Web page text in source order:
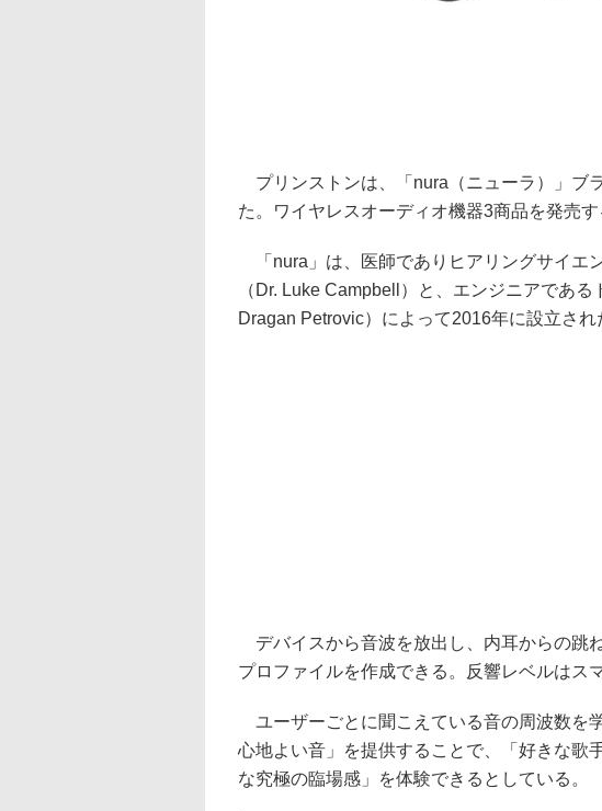
プリンストンは、「nura（ニューラ）」ブ
た。ワイヤレスオーディオ機器3商品を発売す
「nura」は、医師でありヒアリングサイエ
（Dr. Luke Campbell）と、エンジニアであ
Dragan Petrovic）によって2016年に設立され
デバイスから音波を放出し、内耳からの跳
プロファイルを作成できる。反響レベルはス
ユーザーごとに聞こえている音の周波数を
心地よい音」を提供することで、「好きな歌
な究極の臨場感」を体験できるとしている。